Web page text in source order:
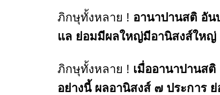
ภิกษุทั้งหลาย ! อานาปานสติ อัน
แล ย่อมมีผลใหญ่มีอานิสงส์ใหญ่
ภิกษุทั้งหลาย ! เมื่ออานาปานส
อย่างนี้ ผลอานิสงส์ ๗ ประการ